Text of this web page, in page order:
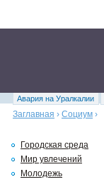
Авария на Уралкалии
Заглавная › Социум ›
Городская среда
Мир увлечений
Молодежь